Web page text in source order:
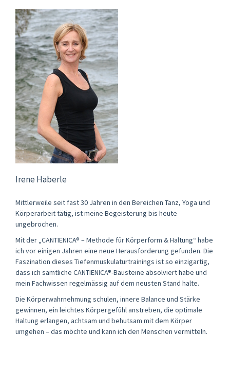
Irene Häberle
Mittlerweile seit fast 30 Jahren in den Bereichen Tanz, Yoga und
Körperarbeit tätig, ist meine Begeisterung bis heute
ungebrochen.
Mit der „CANTIENICA® – Methode für Körperform & Haltung“ habe
ich vor einigen Jahren eine neue Herausforderung gefunden. Die
Faszination dieses Tiefenmuskulaturtrainings ist so einzigartig,
dass ich sämtliche CANTIENICA®-Bausteine absolviert habe und
mein Fachwissen regelmässig auf dem neusten Stand halte.
Die Körperwahrnehmung schulen, innere Balance und Stärke
gewinnen, ein leichtes Körpergefühl anstreben, die optimale
Haltung erlangen, achtsam und behutsam mit dem Körper
umgehen – das möchte und kann ich den Menschen vermitteln.